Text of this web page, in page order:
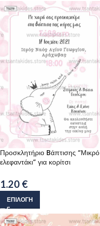
Προσκλητήριο Bάπτισης “Μικρό
ελεφαντάκι” για κορίτσι
1.20 €
ΕΠΙΛΟΓΉ